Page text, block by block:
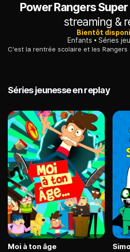
Power Rangers
streaming &
Bientôt
Enfants
Séries
Séries jeunesse en replay
Moi à ton âge